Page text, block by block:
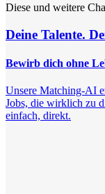
Diese und weitere
Deine Talente.
Bewirb dich ohne
Unsere Matching-AI
Jobs, die wirklich zu
einfach, direkt.